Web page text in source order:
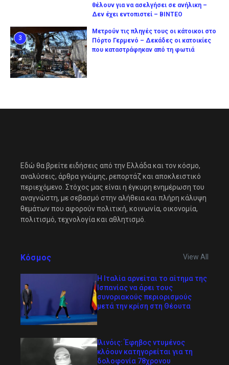
θέλουν για να ασελγήσει σε ανήλικη –
Δεν έχει εντοπιστεί – ΒΙΝΤΕΟ
3
Μετρούν τις πληγές τους οι κάτοικοι στο
Πόρτο Γερμενό – Δεκάδες οι κατοικίες
που καταστράφηκαν από τη φωτιά
Εδώ θα βρείτε ειδήσεις από την Ελλάδα και τον κόσμο,
αναλύσεις, άρθρα γνώμης, ρεπορτάζ και αποκλειστικό
περιεχόμενο. Στόχος μας είναι η έγκυρη ενημέρωση του
αναγνώστη, με σεβασμό στην αλήθεια και πλήρη κάλυψη
θεμάτων που αφορούν πολιτική, κοινωνία, οικονομία,
πολιτισμό, τεχνολογία και αθλητισμό.
Κόσμος View All
Η Ιταλία αρνείται το αίτημα της
Ισπανίας να άρει τους
συνοριακούς περιορισμούς
μετά την κρίση στη Θέουτα
Ιλινόις: Έφηβος ντυμένος
κλόουν κατηγορείται για τη
δολοφονία 78χρονου